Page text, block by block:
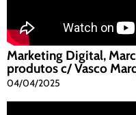
Marketing Digital,
produtos c/ Vasco
04/04/2025